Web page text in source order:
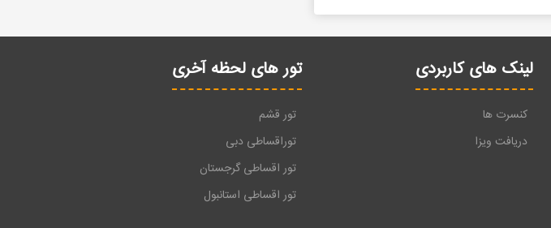
لینک های کاربردی
کنسرت ها
دریافت ویزا
تور های لحظه آخری
تور قشم
توراقساطی دبی
تور اقساطی گرجستان
تور اقساطی استانبول